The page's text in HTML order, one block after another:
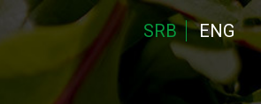
SRB ENG